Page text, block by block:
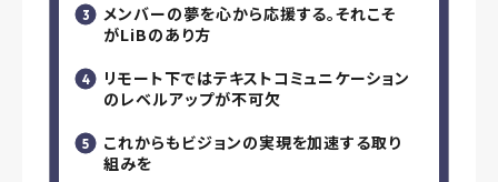
メンバーの夢を心から応援する。それこそ
がLiBのあり方
リモート下ではテキストコミュニケーション
のレベルアップが不可欠
これからもビジョンの実現を加速する取り
組みを